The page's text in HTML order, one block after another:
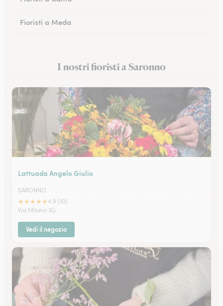
Fioristi a Meda
Fioristi a MonzaI nostri fioristi a Saronno
Lattuada Angelo Giulio
SARONNO
★★★★★4.9 (10)
Via Milano 3G
Vedi il negozio